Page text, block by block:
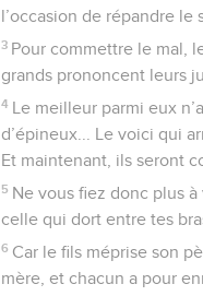
l’occasion de répandre
3 Pour commettre le mal,
grands prononcent leurs
4 Le meilleur parmi eux
d’épineux... Le voici qui
Et maintenant, ils seront
5 Ne vous fiez donc plus
celle qui dort entre tes
6 Car le fils méprise son
mère, et chacun a pour